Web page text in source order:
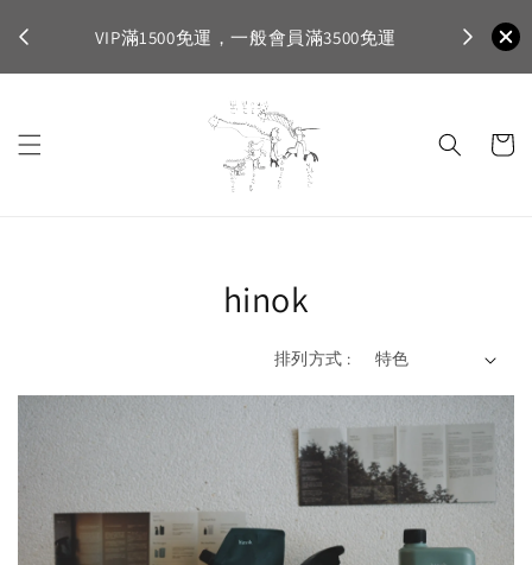
VIP滿1500免運，一般會員滿3500免運
首購登入
hinok
排列方式 :